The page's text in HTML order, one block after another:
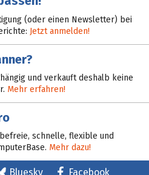
(oder einen Newsletter) bei
Jetzt anmelden!
und verkauft deshalb keine
Mehr erfahren!
schnelle, flexible und
Mehr dazu!
Bluesky Facebook